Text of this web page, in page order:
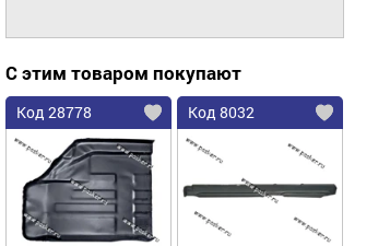
С этим товаром покупают
Код 28778 Код 8032